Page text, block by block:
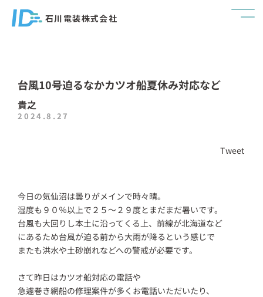
石川電装株式会社
台風10号迫るなかカツオ船夏休み対応など
貴之
2024.8.27
Tweet
今日の気仙沼は曇りがメインで時々晴。
湿度も９０％以上で２５～２９度とまだまだ暑いです。
台風も大回りし本土に沿ってくる上、前線が北海道など
にあるため台風が迫る前から大雨が降るという感じで
またも洪水や土砂崩れなどへの警戒が必要です。
さて昨日はカツオ船対応の電話や
急遽巻き網船の修理案件が多くお電話いただいたり、